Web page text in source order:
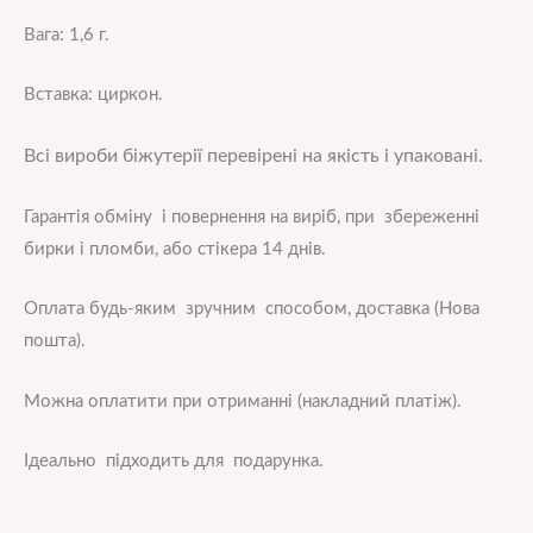
Вага: 1,6 г.
Вставка: циркон.
Всі вироби біжутерії перевірені на якість і упаковані.
Гарантія обміну і повернення на виріб, при збереженні
бирки і пломби, або стікера 14 днів.
Оплата будь-яким зручним способом, доставка (Нова
пошта).
Можна оплатити при отриманні (накладний платіж).
Ідеально підходить для подарунка.